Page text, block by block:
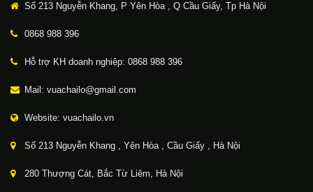
Số 213 Nguyễn Khang, P Yên Hòa , Q Cầu Giấy, Tp Hà Nội
0868 988 396
Hỗ trợ KH doanh nghiệp: 0868 988 396
Mail: vuachailo@gmail.com
Website: vuachailo.vn
Số 213 Nguyễn Khang , Yên Hòa , Cầu Giấy , Hà Nội
280 Thượng Cát, Bắc Từ Liêm, Hà Nội